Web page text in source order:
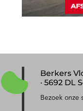
Berkers
· 5692 DL
Bezoek onze